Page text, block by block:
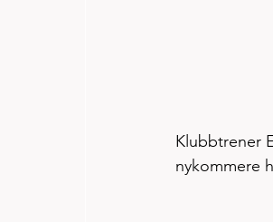
Klubbtrener
nykommere